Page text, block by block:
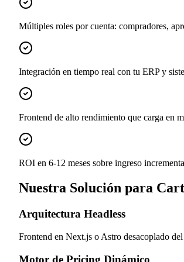
Múltiples roles por cuenta: compradores,
Integración en tiempo real con tu ERP y
Frontend de alto rendimiento que carga en
ROI en 6-12 meses sobre ingreso
Nuestra Solución para
Arquitectura Headless
Frontend en Next.js o Astro desacoplado
Motor de Pricing Dinámico